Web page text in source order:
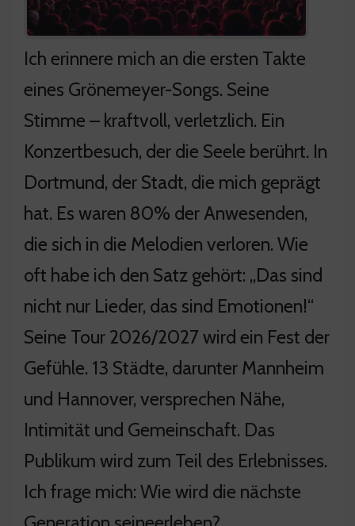
Ich erinnere mich an die ersten Takte
eines Grönemeyer-Songs. Seine
Stimme – kraftvoll, verletzlich. Ein
Konzertbesuch, der die Seele berührt. In
Dortmund, der Stadt, die mich geprägt
hat. Es waren 80% der Anwesenden,
die sich in die Melodien verloren. Wie
oft habe ich den Satz gehört: „Das sind
nicht nur Lieder, das sind Emotionen!“
Seine Tour 2026/2027 wird ein Fest der
Gefühle. 13 Städte, darunter Mannheim
und Hannover, versprechen Nähe,
Intimität und Gemeinschaft. Das
Publikum wird zum Teil des Erlebnisses.
Ich frage mich: Wie wird die nächste